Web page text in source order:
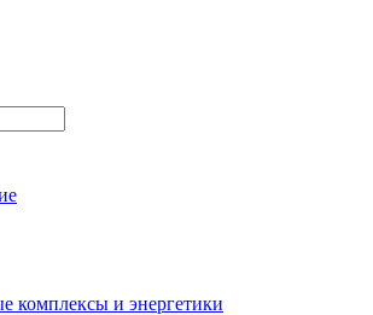
комплексы и энергетики